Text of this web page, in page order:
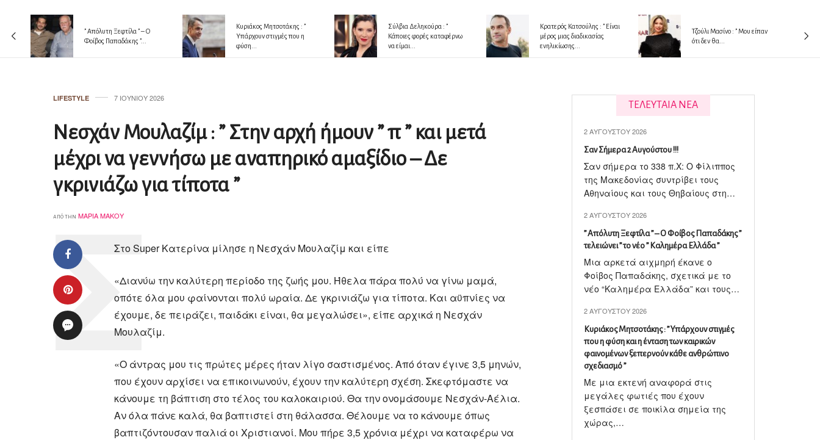
” Απόλυτη Ξεφτίλα ” – Ο
Φοίβος Παπαδάκης ”...
Κυριάκος Μητσοτάκης : ”
Υπάρχουν στιγμές που η
φύση...
Σύλβια Δεληκούρα : ”
Κάποιες φορές καταφέρνω
να είμαι...
Κρατερός Κατσούλης : ” Είναι
μέρος μιας διαδικασίας
ενηλικίωσης...
Tζούλι Μασίνο : ” Μου είπαν
ότι δεν θα...
LIFESTYLE 7 ΙΟΥΝΊΟΥ 2026
Νεσχάν Μουλαζίμ : ” Στην αρχή ήμουν ” π ” και μετά
μέχρι να γεννήσω με αναπηρικό αμαξίδιο – Δε
γκρινιάζω για τίποτα ”
από την ΜΑΡΊΑ ΜΆΚΟΥ
Στο Super Κατερίνα μίλησε η Νεσχάν Μουλαζίμ και είπε
«Διανύω την καλύτερη περίοδο της ζωής μου. Ήθελα πάρα πολύ να γίνω μαμά,
οπότε όλα μου φαίνονται πολύ ωραία. Δε γκρινιάζω για τίποτα. Και αϋπνίες να
έχουμε, δε πειράζει, παιδάκι είναι, θα μεγαλώσει», είπε αρχικά η Νεσχάν
Μουλαζίμ.
«Ο άντρας μου τις πρώτες μέρες ήταν λίγο σαστισμένος. Από όταν έγινε 3,5 μηνών,
που έχουν αρχίσει να επικοινωνούν, έχουν την καλύτερη σχέση. Σκεφτόμαστε να
κάνουμε τη βάπτιση στο τέλος του καλοκαιριού. Θα την ονομάσουμε Νεσχάν-Αέλια.
Αν όλα πάνε καλά, θα βαπτιστεί στη θάλασσα. Θέλουμε να το κάνουμε όπως
βαπτιζόντουσαν παλιά οι Χριστιανοί. Μου πήρε 3,5 χρόνια μέχρι να καταφέρω να
ΤΕΛΕΥΤΑΙΑ ΝΕΑ
2 ΑΥΓΟΎΣΤΟΥ 2026
Σαν Σήμερα 2 Αυγούστου !!!
Σαν σήμερα το 338 π.X: Ο Φίλιππος
της Μακεδονίας συντρίβει τους
Αθηναίους και τους Θηβαίους στη…
2 ΑΥΓΟΎΣΤΟΥ 2026
” Απόλυτη Ξεφτίλα ” – Ο Φοίβος Παπαδάκης ”
τελειώνει ” το νέο ” Καλημέρα Ελλάδα ”
Μια αρκετά αιχμηρή έκανε ο
Φοίβος Παπαδάκης, σχετικά με το
νέο “Καλημέρα Ελλάδα” και τους…
2 ΑΥΓΟΎΣΤΟΥ 2026
Κυριάκος Μητσοτάκης : ” Υπάρχουν στιγμές
που η φύση και η ένταση των καιρικών
φαινομένων ξεπερνούν κάθε ανθρώπινο
σχεδιασμό ”
Με μια εκτενή αναφορά στις
μεγάλες φωτιές που έχουν
ξεσπάσει σε ποικίλα σημεία της
χώρας,…